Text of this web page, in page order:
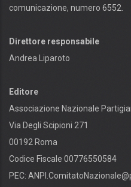
comunicazione, numero 6552.
Direttore responsabile
Andrea Liparoto
Editore
Associazione Nazionale
Via Degli Scipioni 271
00192 Roma
Codice Fiscale 00776550584
PEC: